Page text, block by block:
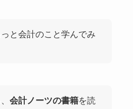
と会計のこと学んでみ
会計ノーツの書籍を読